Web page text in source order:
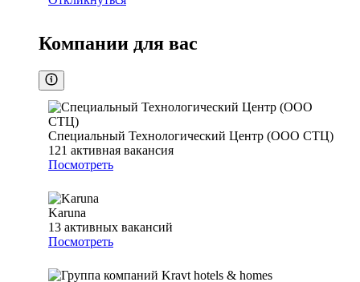
Компании для вас
Специальный Технологический Центр (ООО СТЦ)
121 активная вакансия
Посмотреть
Karuna
13 активных вакансий
Посмотреть